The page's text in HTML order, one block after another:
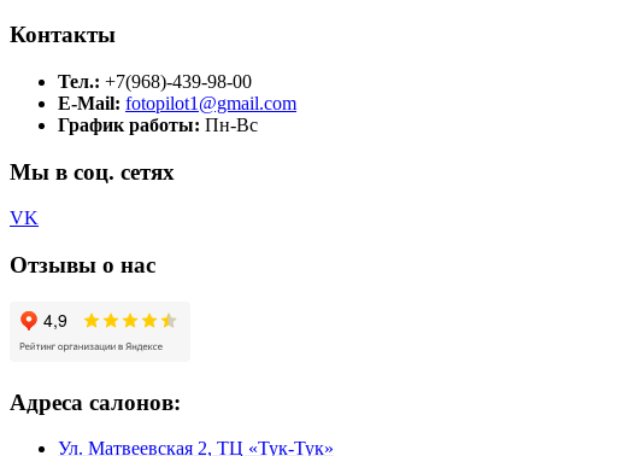
Контакты
Тел.: +7(968)-439-98-00
E-Mail: fotopilot1@gmail.com
График работы: Пн-Вс
Мы в соц. сетях
VK
Отзывы о нас
Адреса салонов:
Ул. Матвеевская 2, ТЦ «Тук-Тук»